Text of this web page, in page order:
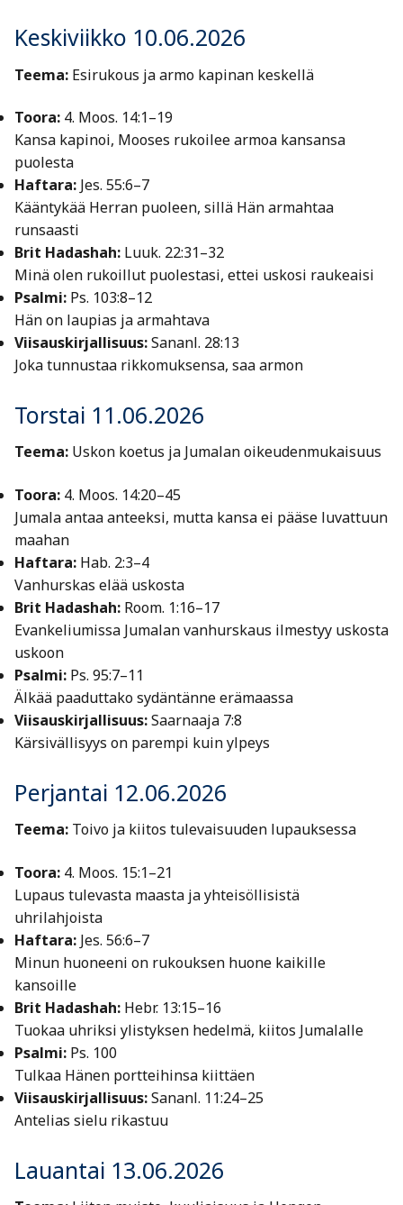
Keskiviikko 10.06.2026
Teema: Esirukous ja armo kapinan keskellä
Toora: 4. Moos. 14:1–19
Kansa kapinoi, Mooses rukoilee armoa kansansa
puolesta
Haftara: Jes. 55:6–7
Kääntykää Herran puoleen, sillä Hän armahtaa
runsaasti
Brit Hadashah: Luuk. 22:31–32
Minä olen rukoillut puolestasi, ettei uskosi raukeaisi
Psalmi: Ps. 103:8–12
Hän on laupias ja armahtava
Viisauskirjallisuus:Sananl. 28:13
Joka tunnustaa rikkomuksensa, saa armon
Torstai 11.06.2026
Teema: Uskon koetus ja Jumalan oikeudenmukaisuus
Toora: 4. Moos. 14:20–45
Jumala antaa anteeksi, mutta kansa ei pääse luvattuun
maahan
Haftara: Hab. 2:3–4
Vanhurskas elää uskosta
Brit Hadashah: Room. 1:16–17
Evankeliumissa Jumalan vanhurskaus ilmestyy uskosta
uskoon
Psalmi: Ps. 95:7–11
Älkää paaduttako sydäntänne erämaassa
Viisauskirjallisuus:Saarnaaja 7:8
Kärsivällisyys on parempi kuin ylpeys
Perjantai 12.06.2026
Teema: Toivo ja kiitos tulevaisuuden lupauksessa
Toora: 4. Moos. 15:1–21
Lupaus tulevasta maasta ja yhteisöllisistä
uhrilahjoista
Haftara: Jes. 56:6–7
Minun huoneeni on rukouksen huone kaikille
kansoille
Brit Hadashah: Hebr. 13:15–16
Tuokaa uhriksi ylistyksen hedelmä, kiitos Jumalalle
Psalmi: Ps. 100
Tulkaa Hänen portteihinsa kiittäen
Viisauskirjallisuus:Sananl. 11:24–25
Antelias sielu rikastuu
Lauantai 13.06.2026